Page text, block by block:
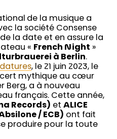
de la musique a
la société Consense
la date et en assure la
« French Night »
à Berlin.
, le 21 juin 2023, le
mythique au cœur
Berg, a à nouveau
français. Cette année,
Records) et ALICE
/ ECB) ont fait
produire pour la toute